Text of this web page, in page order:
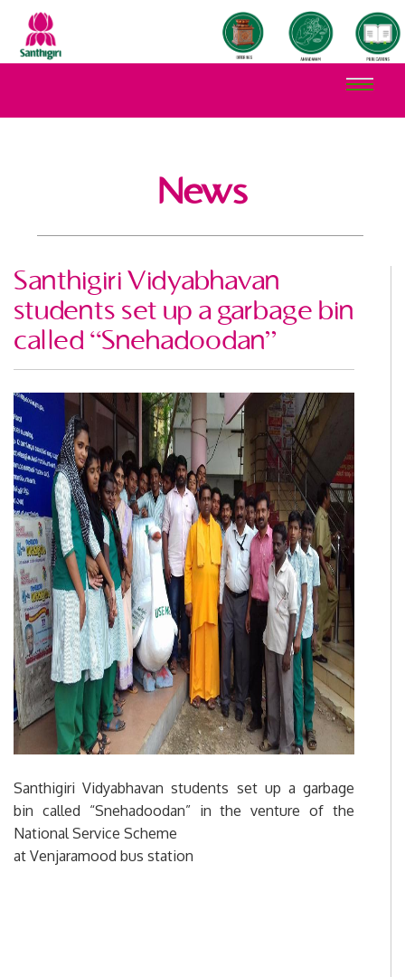
News
Santhigiri Vidyabhavan
students set up a garbage bin
called “Snehadoodan”
Santhigiri Vidyabhavan students set up a garbage
bin called “Snehadoodan” in the venture of the
National Service Scheme
at Venjaramood bus station